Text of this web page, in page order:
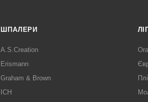
ШПАЛЕРИ
A.S.Creation
Erismann
Graham & Brown
ICH